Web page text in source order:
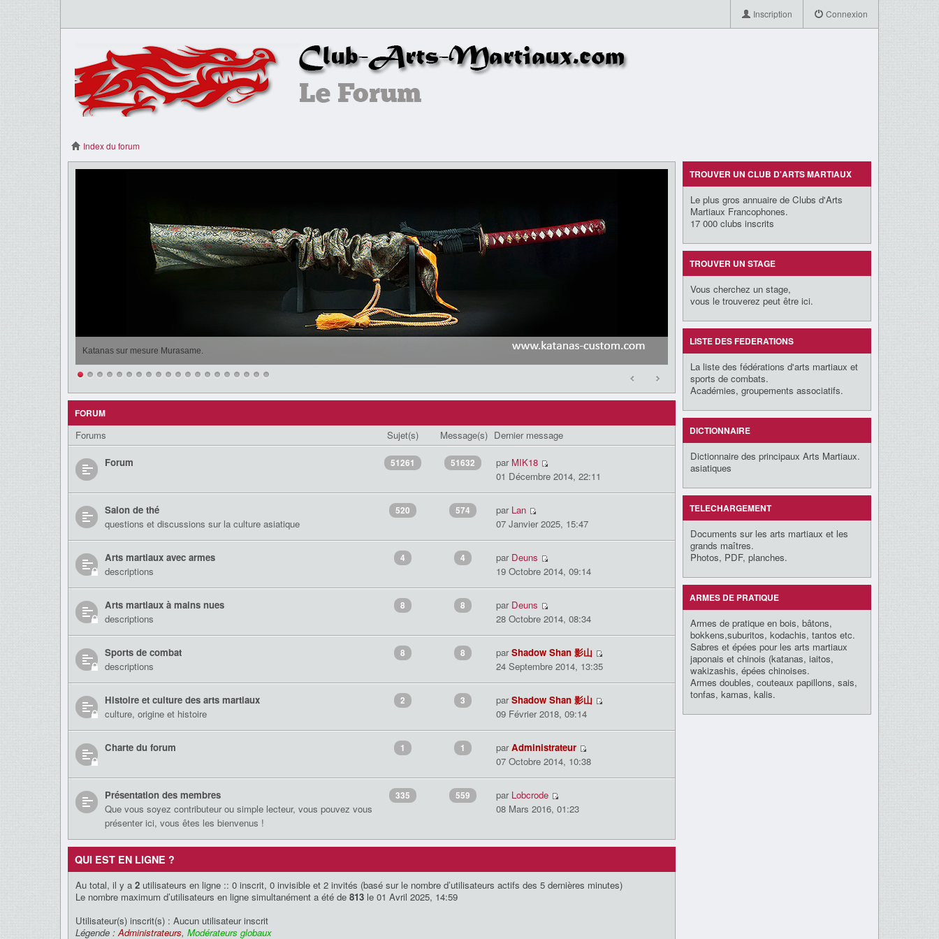
Inscription Connexion
Index du forum
Katanas sur mesure Murasame.
FORUM
Forums Sujet(s) Message(s) Dernier message
Forum 51261 51632 par MIK18
01 Décembre 2014, 22:11
Salon de thé
questions et discussions sur la culture asiatique
520 574 par Lan
07 Janvier 2025, 15:47
Arts martiaux avec armes
descriptions
4 4 par Deuns
19 Octobre 2014, 09:14
Arts martiaux à mains nues
descriptions
8 8 par Deuns
28 Octobre 2014, 08:34
Sports de combat
descriptions
8 8 parShadow Shan 影山
24 Septembre 2014, 13:35
Histoire et culture des arts martiaux
culture, origine et histoire
2 3 parShadow Shan 影山
09 Février 2018, 09:14
Charte du forum 1 1 parAdministrateur
07 Octobre 2014, 10:38
Présentation des membres
Que vous soyez contributeur ou simple lecteur, vous pouvez vous
présenter ici, vous êtes les bienvenus !
335 559 par Lobcrode
08 Mars 2016, 01:23
QUI EST EN LIGNE ?
Au total, il y a 2 utilisateurs en ligne :: 0 inscrit, 0 invisible et 2 invités (basé sur le nombre d’utilisateurs actifs des 5 dernières minutes)
Le nombre maximum d’utilisateurs en ligne simultanément a été de 813 le 01 Avril 2025, 14:59
Utilisateur(s) inscrit(s) : Aucun utilisateur inscrit
Légende :Administrateurs, Modérateurs globaux
TROUVER UN CLUB D'ARTS MARTIAUX
Le plus gros annuaire de Clubs d'Arts
Martiaux Francophones.
17 000 clubs inscrits
TROUVER UN STAGE
Vous cherchez un stage,
vous le trouverez peut être ici.
LISTE DES FEDERATIONS
La liste des fédérations d'arts martiaux et
sports de combats.
Académies, groupements associatifs.
DICTIONNAIRE
Dictionnaire des principaux Arts Martiaux.
asiatiques
TELECHARGEMENT
Documents sur les arts martiaux et les
grands maîtres.
Photos, PDF, planches.
ARMES DE PRATIQUE
Armes de pratique en bois, bâtons,
bokkens,suburitos, kodachis, tantos etc.
Sabres et épées pour les arts martiaux
japonais et chinois (katanas, iaitos,
wakizashis, épées chinoises.
Armes doubles, couteaux papillons, sais,
tonfas, kamas, kalis.